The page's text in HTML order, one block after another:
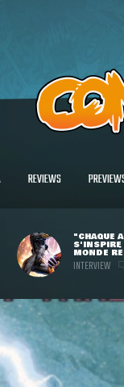
REVIEWS
"CHAQUE
S'INSPIRE
MONDE
INTERVIEW